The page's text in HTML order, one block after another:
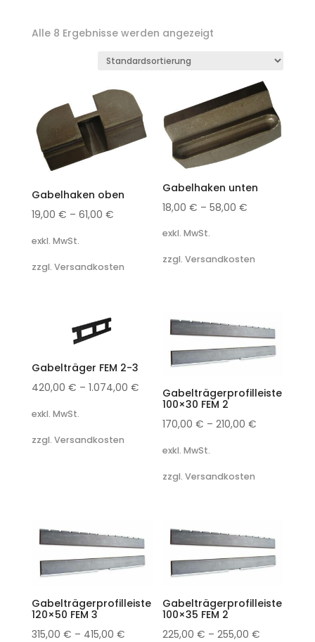
Alle 8 Ergebnisse werden angezeigt
Gabelhaken oben
19,00 € – 61,00 €
exkl. MwSt.
zzgl. Versandkosten
Gabelhaken unten
18,00€ –58,00€
exkl. MwSt.
zzgl. Versandkosten
Gabelträger FEM 2-3
420,00 € – 1.074,00 €
exkl. MwSt.
zzgl. Versandkosten
Gabelträgerprofilleiste
100×30 FEM 2
170,00€ –210,00€
exkl. MwSt.
zzgl. Versandkosten
Gabelträgerprofilleiste
120×50 FEM 3
315,00 € – 415,00 €
Gabelträgerprofilleiste
100×35 FEM 2
225,00€ –255,00€